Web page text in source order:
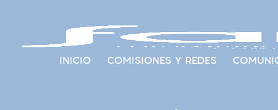
INICIO COMISIONES Y REDES